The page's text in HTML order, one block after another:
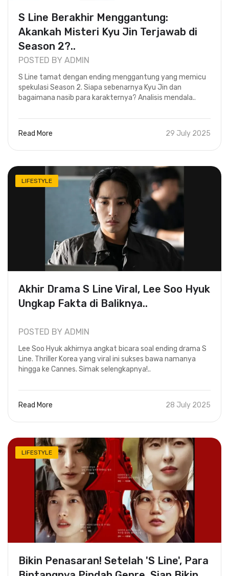
S Line Berakhir Menggantung:
Akankah Misteri Kyu Jin Terjawab di
Season 2?..
POSTED BY ADMIN
S Line tamat dengan ending menggantung yang memicu
spekulasi Season 2. Siapa sebenarnya Kyu Jin dan
bagaimana nasib para karakternya? Analisis mendala..
Read More 29 July 2025
LIFESTYLE
Akhir Drama S Line Viral, Lee Soo Hyuk
Ungkap Fakta di Baliknya..
POSTED BY ADMIN
Lee Soo Hyuk akhirnya angkat bicara soal ending drama S
Line. Thriller Korea yang viral ini sukses bawa namanya
hingga ke Cannes. Simak selengkapnya!..
Read More 28 July 2025
LIFESTYLE
Bikin Penasaran! Setelah 'S Line', Para